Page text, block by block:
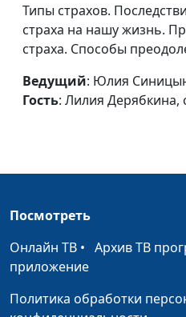
Конфликты
родителей и детей
Супружеская измена
конфликта (первая
часть)
Супружеские
Типы страхов.
страха на нашу жизнь.
страха. Способы
Ведущий: Юлия
Гость: Лилия Дерябкина,
Посмотреть
Онлайн ТВ • Архив ТВ
приложение
Политика обработки